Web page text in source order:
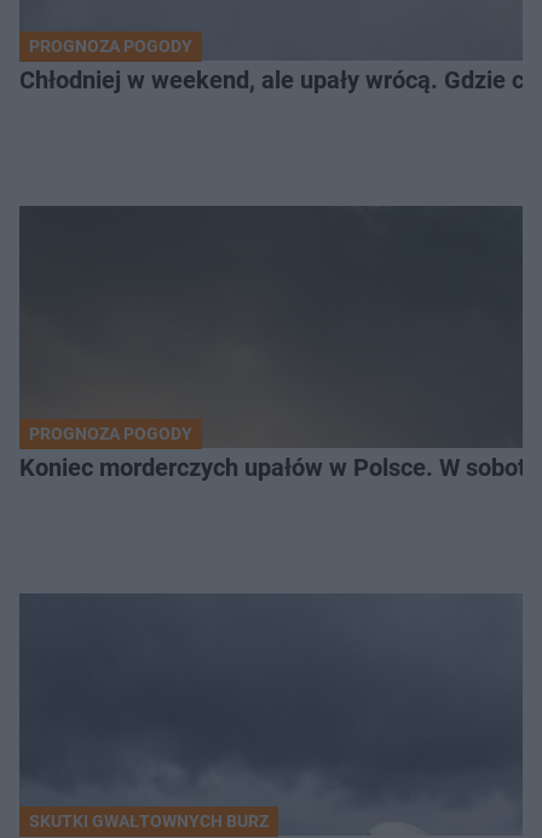
PROGNOZA POGODY
Chłodniej w weekend, ale upały wrócą. Gdzie
PROGNOZA POGODY
SKUTKI GWAŁTOWNYCH BURZ